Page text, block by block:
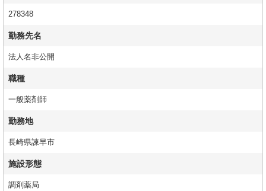
278348
勤務先名
法人名非公開
職種
一般薬剤師
勤務地
長崎県諫早市
施設形態
調剤薬局